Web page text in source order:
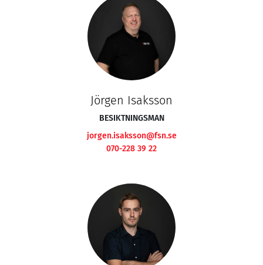
Jörgen Isaksson
BESIKTNINGSMAN
jorgen.isaksson@fsn.se
070-228 39 22